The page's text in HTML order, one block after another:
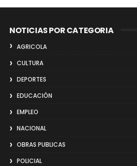
NOTICIAS POR CATEGORIA
AGRICOLA
CULTURA
DEPORTES
EDUCACIÓN
EMPLEO
NACIONAL
OBRAS PUBLICAS
POLICIAL